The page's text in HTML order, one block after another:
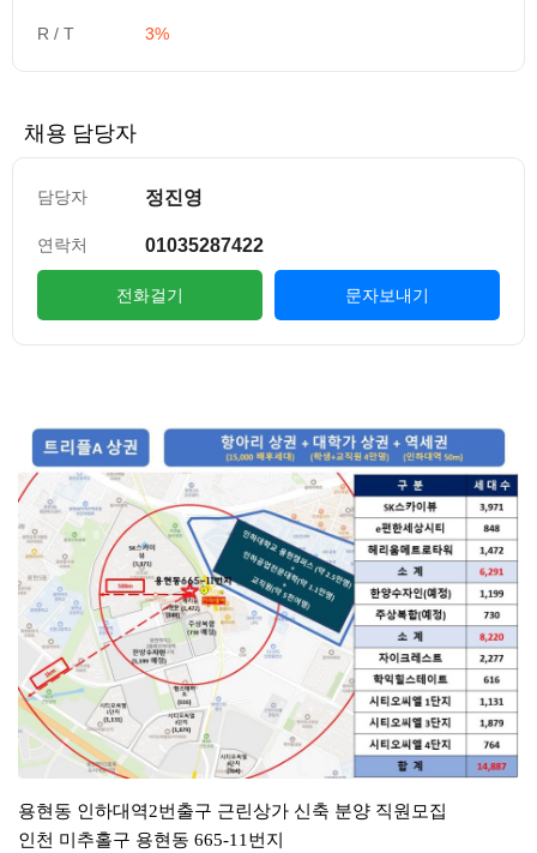
R / T 3%
채용 담당자
담당자 정진영
연락처 01035287422
전화걸기 문자보내기
본문
용현동 인하대역2번출구 근린상가 신축 분양 직원모집
인천 미추홀구 용현동 665-11번지